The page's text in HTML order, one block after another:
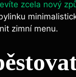
zcela nový
zimní menu.